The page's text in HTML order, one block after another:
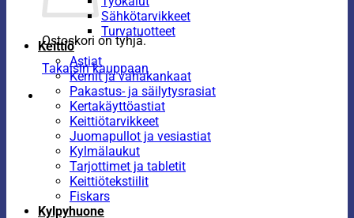
Ostoskori on tyhjä.
Takaisin kauppaan
Sähkötarvikkeet
Turvatuotteet
Keittiö
Astiat
Kernit ja vahakankaat
Pakastus- ja säilytysrasiat
Kertakäyttöastiat
Keittiötarvikkeet
Juomapullot ja vesiastiat
Kylmälaukut
Tarjottimet ja tabletit
Keittiötekstiilit
Fiskars
Kylpyhuone